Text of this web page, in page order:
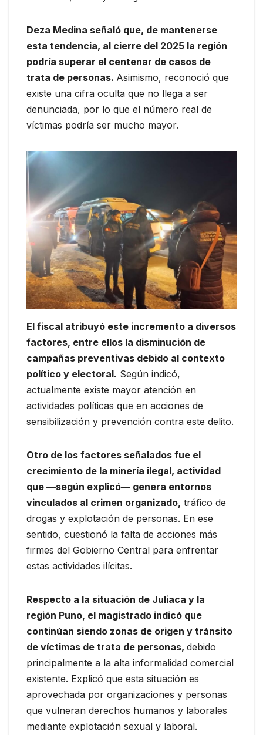
Deza Medina señaló que, de mantenerse
esta tendencia, al cierre del 2025 la región
podría superar el centenar de casos de
trata de personas. Asimismo, reconoció que
existe una cifra oculta que no llega a ser
denunciada, por lo que el número real de
víctimas podría ser mucho mayor.
El fiscal atribuyó este incremento a diversos
factores, entre ellos la disminución de
campañas preventivas debido al contexto
político y electoral. Según indicó,
actualmente existe mayor atención en
actividades políticas que en acciones de
sensibilización y prevención contra este delito.
Otro de los factores señalados fue el
crecimiento de la minería ilegal, actividad
que —según explicó— genera entornos
vinculados al crimen organizado, tráfico de
drogas y explotación de personas. En ese
sentido, cuestionó la falta de acciones más
firmes del Gobierno Central para enfrentar
estas actividades ilícitas.
Respecto a la situación de Juliaca y la
región Puno, el magistrado indicó que
continúan siendo zonas de origen y tránsito
de víctimas de trata de personas, debido
principalmente a la alta informalidad comercial
existente. Explicó que esta situación es
aprovechada por organizaciones y personas
que vulneran derechos humanos y laborales
mediante explotación sexual y laboral.